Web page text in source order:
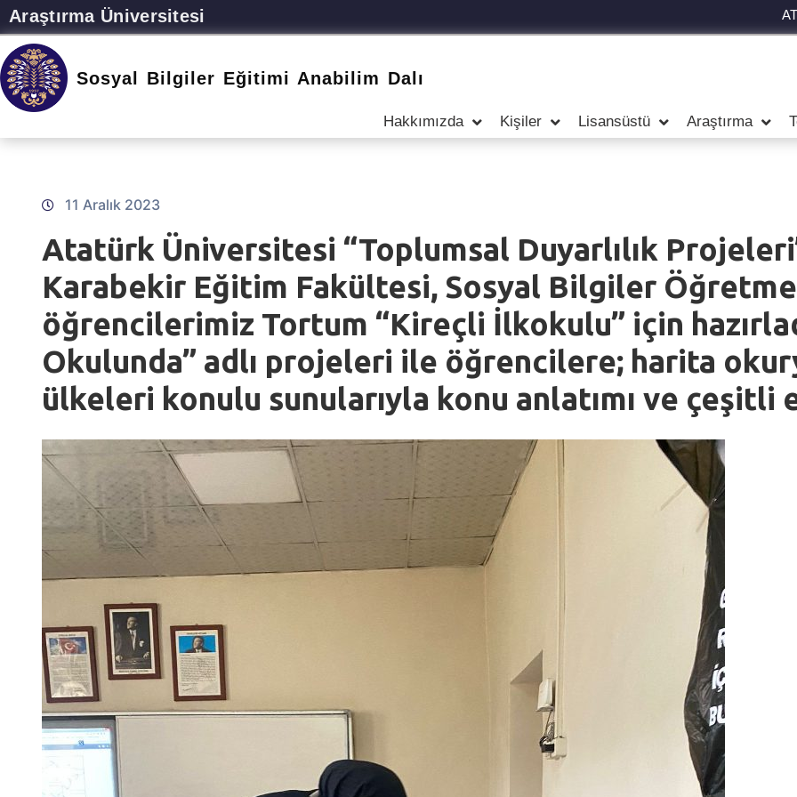
Atatürk Üniversitesi
Sosyal Bilgiler Eğitimi Anabilim Dalı
Hakkımızda Kişiler Lisansüstü Araştırma
11 Aralık 2023
Atatürk Üniversitesi “Toplumsal Duyarlılık
Karabekir Eğitim Fakültesi, Sosyal Bilgiler
öğrencilerimiz Tortum “Kireçli İlkokulu” için
Okulunda” adlı projeleri ile öğrencilere; harita
ülkeleri konulu sunularıyla konu anlatımı ve çeşitli